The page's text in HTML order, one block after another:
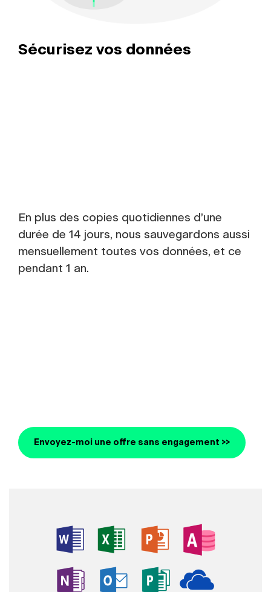
Sécurisez vos données
En plus des copies quotidiennes d’une
durée de 14 jours, nous sauvegardons aussi
mensuellement toutes vos données, et ce
pendant 1 an.
Envoyez-moi une offre sans engagement >>